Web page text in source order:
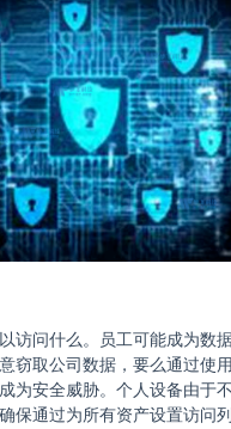
访问什么。员工可能成为数
窃取公司数据，要么通过使
为安全威胁。个人设备由于
保通过为所有资产设置访问